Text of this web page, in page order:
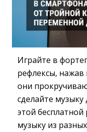
Играйте в
рефлексы, нажав
они
сделайте
этой
музыку из